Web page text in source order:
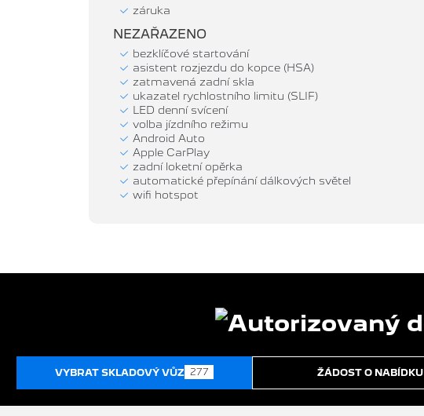
záruka
NEZAŘAZENO
bezklíčové startování
asistent rozjezdu do kopce (HSA)
zatmavená zadní skla
ukazatel rychlostního limitu (SLIF)
LED denní svícení
volba jízdního režimu
Android Auto
Apple CarPlay
zadní loketní opěrka
automatické přepínání dálkových světel
wifi hotspot
VYBRAT SKLADOVÝ VŮZ 277 ŽÁDOST O NABÍDKU